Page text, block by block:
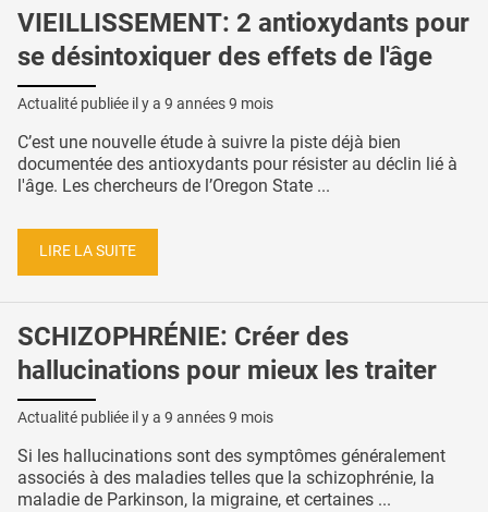
VIEILLISSEMENT: 2 antioxydants pour
se désintoxiquer des effets de l'âge
Actualité publiée il y a 9 années 9 mois
C’est une nouvelle étude à suivre la piste déjà bien
documentée des antioxydants pour résister au déclin lié à
l'âge. Les chercheurs de l’Oregon State ...
LIRE LA SUITE
SCHIZOPHRÉNIE: Créer des
hallucinations pour mieux les traiter
Actualité publiée il y a 9 années 9 mois
Si les hallucinations sont des symptômes généralement
associés à des maladies telles que la schizophrénie, la
maladie de Parkinson, la migraine, et certaines ...